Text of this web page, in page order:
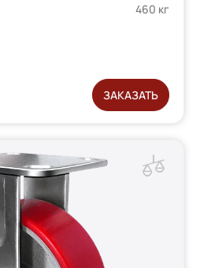
пользователей
460 кг
ЗАКАЗАТЬ